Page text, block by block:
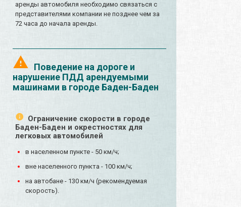
аренды автомобиля необходимо связаться с
представителями компании не позднее чем за
72 часа до начала аренды.
Поведение на дороге и
нарушение ПДД арендуемыми
машинами в городе Баден-Баден
Ограничение скорости в городе
Баден-Баден и окрестностях для
легковых автомобилей
в населенном пункте - 50 км/ч;
вне населенного пункта - 100 км/ч;
на автобане - 130 км/ч (рекомендуемая
скорость).